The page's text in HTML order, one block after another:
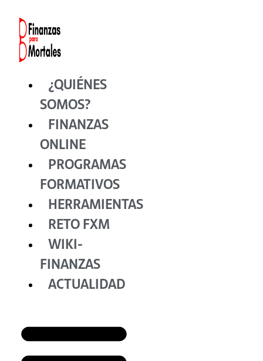
contenido
¿QUIÉNES
SOMOS?
FINANZAS
ONLINE
PROGRAMAS
FORMATIVOS
HERRAMIENTAS
RETO FXM
WIKI-
FINANZAS
ACTUALIDAD